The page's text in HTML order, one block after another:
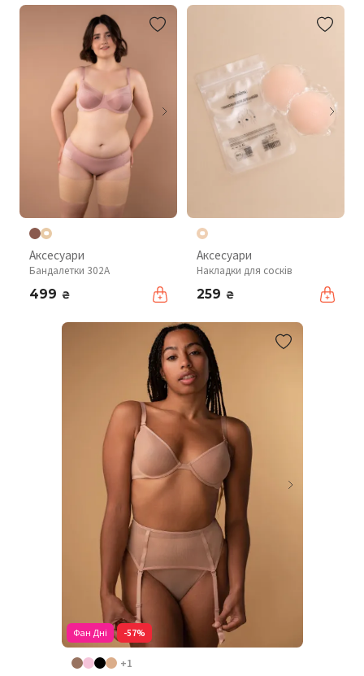
Аксесуари
Бандалетки 302A
499 ₴
Аксесуари
Накладки для сосків
259 ₴
Фан Дні -57%
+1